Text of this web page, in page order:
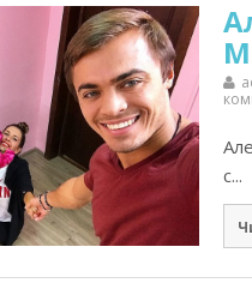
с...